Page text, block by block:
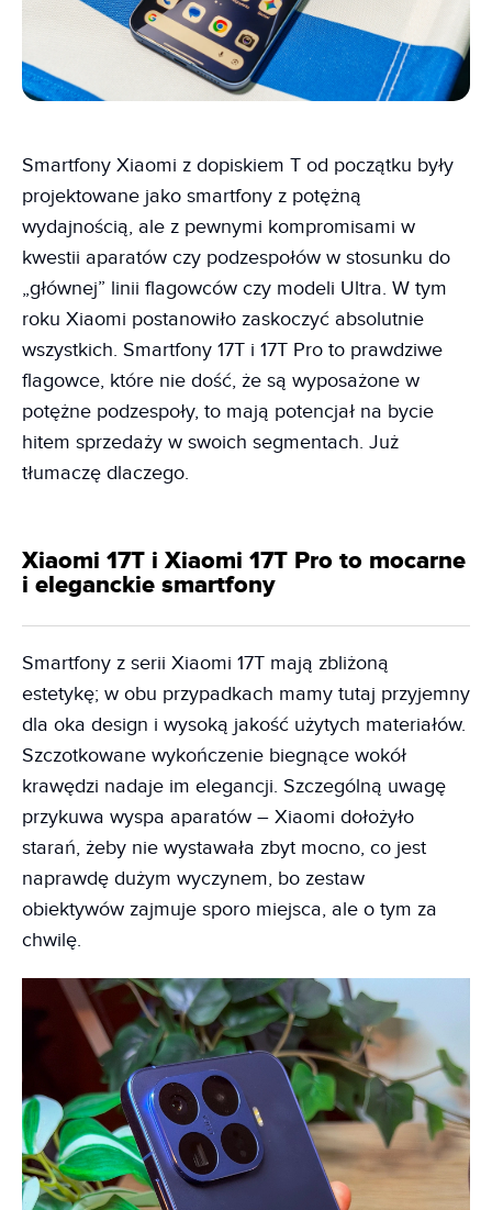
Smartfony Xiaomi z dopiskiem T od początku były
projektowane jako smartfony z potężną
wydajnością, ale z pewnymi kompromisami w
kwestii aparatów czy podzespołów w stosunku do
„głównej” linii flagowców czy modeli Ultra. W tym
roku Xiaomi postanowiło zaskoczyć absolutnie
wszystkich. Smartfony 17T i 17T Pro to prawdziwe
flagowce, które nie dość, że są wyposażone w
potężne podzespoły, to mają potencjał na bycie
hitem sprzedaży w swoich segmentach. Już
tłumaczę dlaczego.
Xiaomi 17T i Xiaomi 17T Pro to mocarne
i eleganckie smartfony
Smartfony z serii Xiaomi 17T mają zbliżoną
estetykę; w obu przypadkach mamy tutaj przyjemny
dla oka design i wysoką jakość użytych materiałów.
Szczotkowane wykończenie biegnące wokół
krawędzi nadaje im elegancji. Szczególną uwagę
przykuwa wyspa aparatów – Xiaomi dołożyło
starań, żeby nie wystawała zbyt mocno, co jest
naprawdę dużym wyczynem, bo zestaw
obiektywów zajmuje sporo miejsca, ale o tym za
chwilę.